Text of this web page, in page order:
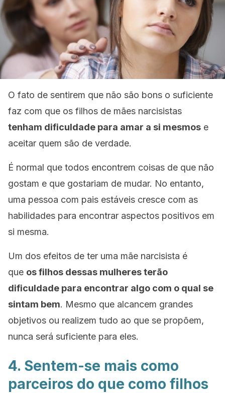
O fato de sentirem que não são bons o suficiente
faz com que os filhos de mães narcisistas
tenham dificuldade para amar a si mesmos e
aceitar quem são de verdade.
É normal que todos encontrem coisas de que não
gostam e que gostariam de mudar. No entanto,
uma pessoa com pais estáveis ​​cresce com as
habilidades para encontrar aspectos positivos em
si mesma.
Um dos efeitos de ter uma mãe narcisista é
que os filhos dessas mulheres terão
dificuldade para encontrar algo com o qual se
sintam bem. Mesmo que alcancem grandes
objetivos ou realizem tudo ao que se propõem,
nunca será suficiente para eles.
4. Sentem-se mais como
parceiros do que como filhos